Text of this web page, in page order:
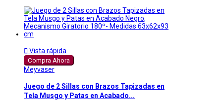
 Vista rápida
Compra Ahora
Meyvaser
Juego de 2 Sillas con Brazos Tapizadas en
Tela Musgo y Patas en Acabado...